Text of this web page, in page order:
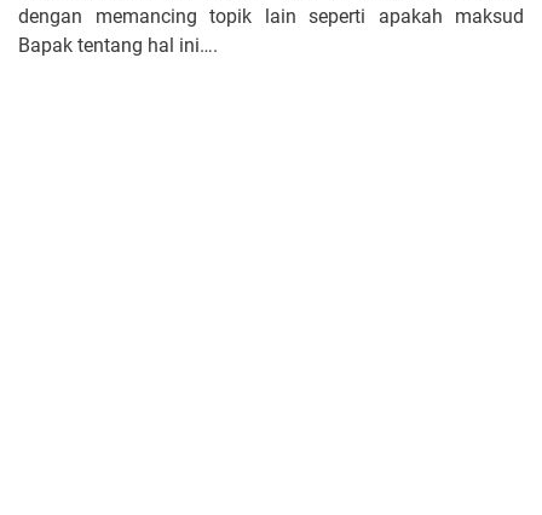
dengan memancing topik lain seperti apakah maksud
Bapak tentang hal ini….